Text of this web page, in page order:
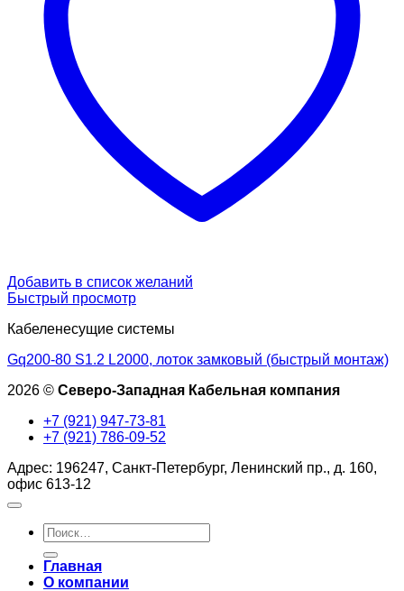
Добавить в список желаний
Быстрый просмотр
Кабеленесущие системы
Gq200-80 S1.2 L2000, лоток замковый (быстрый монтаж)
2026 © Северо-Западная Кабельная компания
+7 (921) 947-73-81
+7 (921) 786-09-52
Адрес: 196247, Санкт-Петербург, Ленинский пр., д. 160,
офис 613-12
Искать:
Главная
О компании